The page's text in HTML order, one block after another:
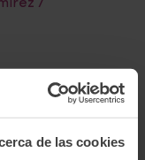
de las cookies
/